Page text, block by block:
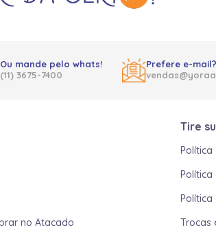
Ou mande pelo whats!
(11) 3675-7400
Prefere e-mail?
no Atacado
Tire
Política
Política
Trocas